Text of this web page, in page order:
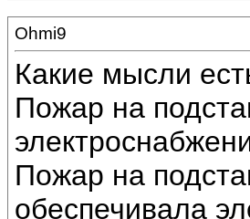
Ohmi9
Какие мысли
Пожар на
Пожар на
обеспечивала